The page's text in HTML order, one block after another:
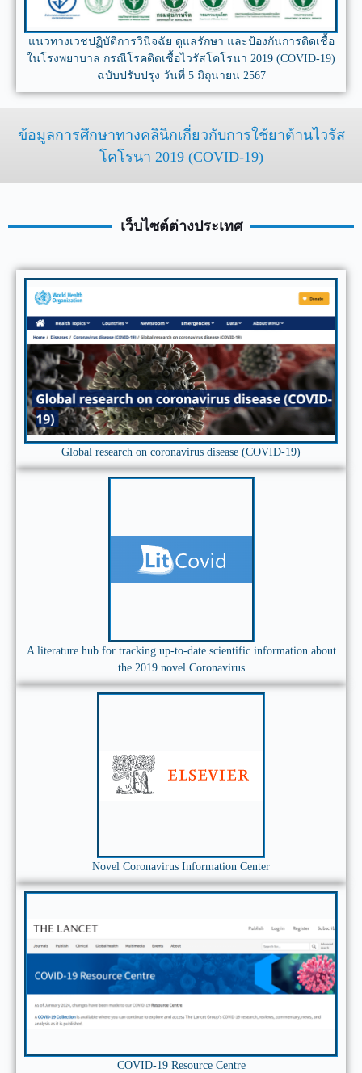
แนวทางเวชปฏิบัติการวินิจฉัย ดูแลรักษา และป้องกันการติดเชื้อ
ในโรงพยาบาล กรณีโรคติดเชื้อไวรัสโคโรนา 2019 (COVID-19)
ฉบับปรับปรุง วันที่ 5 มิถุนายน 2567
ข้อมูลการศึกษาทางคลินิกเกี่ยวกับการใช้ยาต้านไวรัส
โคโรนา 2019 (COVID-19)
เว็บไซต์ต่างประเทศ
Global research on coronavirus disease (COVID-19)
A literature hub for tracking up-to-date scientific information about
the 2019 novel Coronavirus
Novel Coronavirus Information Center
COVID-19 Resource Centre